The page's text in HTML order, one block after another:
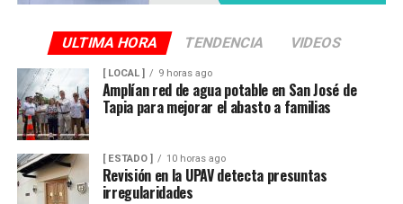
ULTIMA HORA TENDENCIA VIDEOS
[ LOCAL ] 9 horas ago
Amplían red de agua potable en San José de
Tapia para mejorar el abasto a familias
[ ESTADO ] 10 horas ago
Revisión en la UPAV detecta presuntas
irregularidades